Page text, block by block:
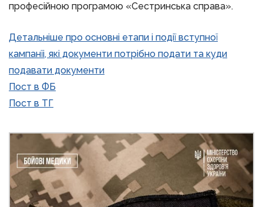
професійною програмою «Сестринська справа».
Детальніше про основні етапи і події вступної
кампанїі, які документи потрібно подати та куди
подавати документи
Пост в ФБ
Пост в ТГ